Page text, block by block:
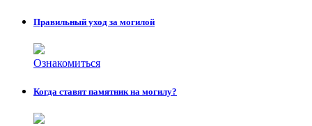
Правильный уход за могилой
Ознакомиться
Когда ставят памятник на могилу?